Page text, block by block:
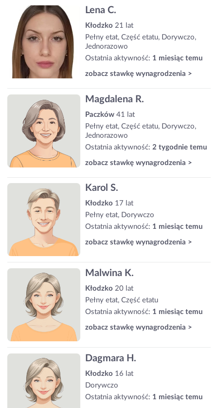
Lena C.
Kłodzko 21 lat
Pełny etat, Część etatu, Dorywczo,
Jednorazowo
Ostatnia aktywność: 1 miesiąc temu
zobacz stawkę wynagrodzenia >
Magdalena R.
Paczków 41 lat
Pełny etat, Część etatu, Dorywczo,
Jednorazowo
Ostatnia aktywność: 2 tygodnie temu
zobacz stawkę wynagrodzenia >
Karol S.
Kłodzko 17 lat
Pełny etat, Dorywczo
Ostatnia aktywność: 1 miesiąc temu
zobacz stawkę wynagrodzenia >
Malwina K.
Kłodzko 20 lat
Pełny etat, Część etatu
Ostatnia aktywność: 1 miesiąc temu
zobacz stawkę wynagrodzenia >
Dagmara H.
Kłodzko 16 lat
Dorywczo
Ostatnia aktywność: 1 miesiąc temu